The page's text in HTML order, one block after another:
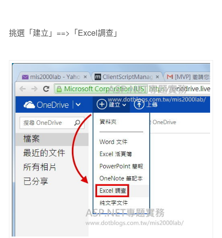
挑選「建立」==>「Excel調查」